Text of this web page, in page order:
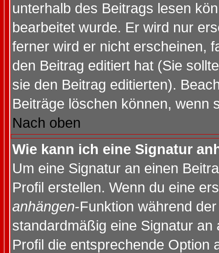
unterhalb des Beitrags lesen
bearbeitet wurde. Er wird nur
ferner wird er nicht erscheinen,
den Beitrag editiert hat (Sie
sie den Beitrag editierten).
Beiträge löschen können, wenn
Nach oben
Wie kann ich eine Signatur
Um eine Signatur an einen
Profil erstellen. Wenn du eine
anhängen-Funktion während
standardmäßig eine Signatur
Profil die entsprechende Option